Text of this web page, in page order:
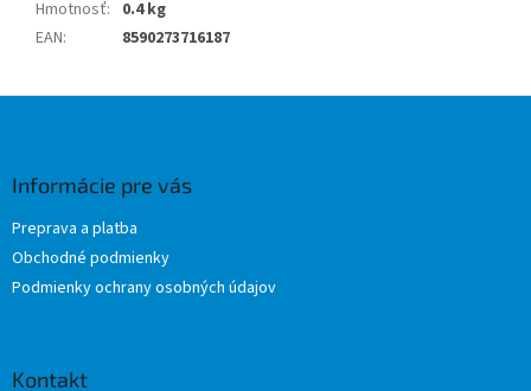
Hmotnosť: 0.4 kg
EAN: 8590273716187
Informácie pre vás
Preprava a platba
Obchodné podmienky
Podmienky ochrany osobných údajov
Kontakt